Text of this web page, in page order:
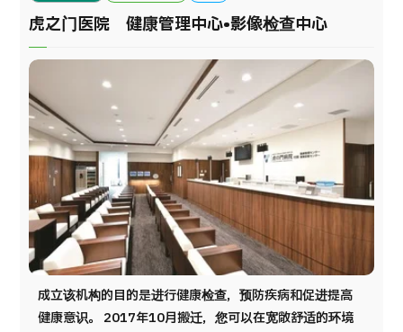
服务体系，为海外患者提供安心的就医环境。 每年接收来
自 128个以上国家、超过3万名外国患者。
虎之门医院 健康管理中心•影像检查中心
成立该机构的目的是进行健康检查，预防疾病和促进提高
健康意识。 2017年10月搬迁，您可以在宽敞舒适的环境